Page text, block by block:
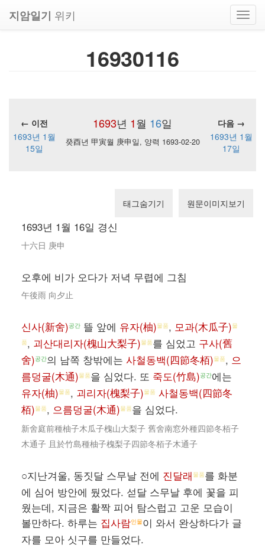
지암일기 위키
16930116
1693년 1월 16일
← 이전
다음 →
1693년 1월
15일
癸酉년 甲寅월 庚申일, 양력 1693-02-20
1693년 1월
17일
태그숨기기 원문이미지보기
1693년 1월 16일 경신
十六日 庚申
오후에 비가 오다가 저녁 무렵에 그침
午後雨 向夕止
신사(新舍)공간 뜰 앞에 유자(柚)물품, 모과(木瓜子)물
품, 괴산대리자(槐山大梨子)물품를 심었고 구사(舊
舍)공간의 남쪽 창밖에는 사철동백(四節冬栢)물품, 으
름덩굴(木通)물품을 심었다. 또 죽도(竹島)공간에는
유자(柚)물품, 괴리자(槐梨子)물품 사철동백(四節冬
栢)물품, 으름덩굴(木通)물품을 심었다.
新舍庭前種柚子木瓜子槐山大梨子 舊舍南窓外種四節冬栢子
木通子 且於竹島種柚子槐梨子四節冬栢子木通子
○지난겨울, 동짓달 스무날 전에 진달래 물품를 화분
에 심어 방안에 뒀었다. 섣달 스무날 후에 꽃을 피
웠는데, 지금은 활짝 피어 탐스럽고 고운 모습이
볼만하다. 하루는 집사람인물이 와서 완상하다가 글
자를 모아 싯구를 만들었다.